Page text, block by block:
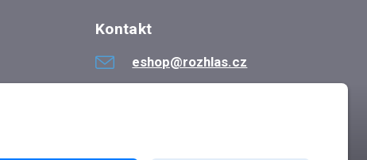
Kontakt
eshop@rozhlas.cz